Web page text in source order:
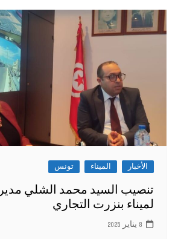
الأخبار الميناء تونس
تنصيب السيد محمد الشلي
لميناء بنزرت التجاري
8 يناير 2025